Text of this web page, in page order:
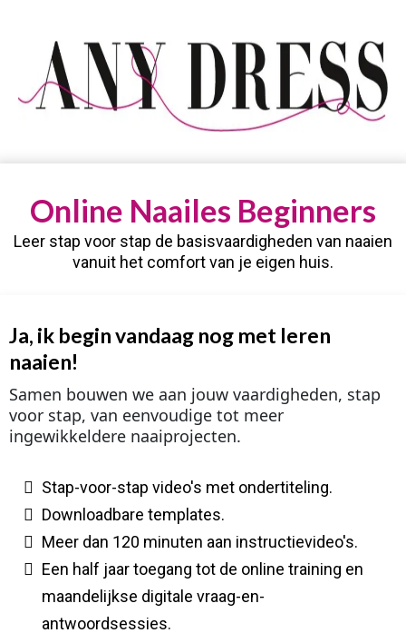
Online Naailes Beginners
Leer stap voor stap de basisvaardigheden van naaien
vanuit het comfort van je eigen huis.
Ja, ik begin vandaag nog met leren
naaien!
Samen bouwen we aan jouw vaardigheden, stap
voor stap, van eenvoudige tot meer
ingewikkeldere naaiprojecten.
Stap-voor-stap video's met ondertiteling.
Downloadbare templates.
Meer dan 120 minuten aan instructievideo's.
Een half jaar toegang tot de online training en
maandelijkse digitale vraag-en-
antwoordsessies.